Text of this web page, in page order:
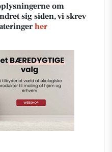
om
sig siden, vi skrev
her